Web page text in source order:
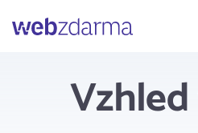
Webzdarma